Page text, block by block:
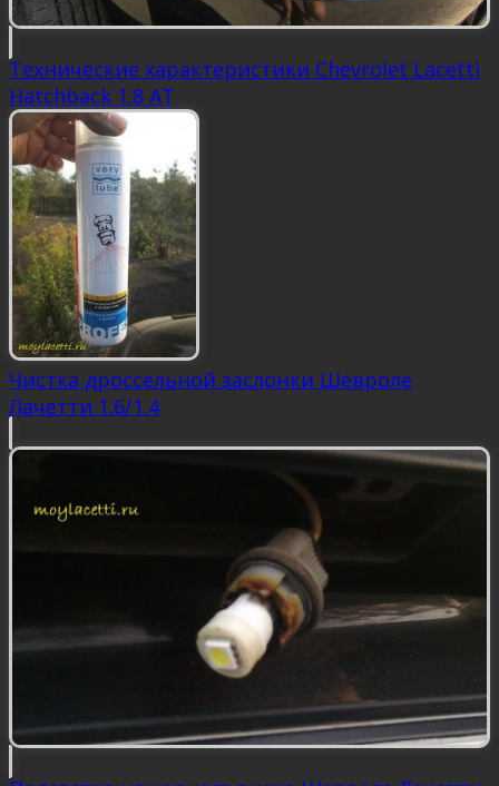
Технические характеристики Chevrolet Lacetti
Hatchback 1.8 AT
Чистка дроссельной заслонки Шевроле
Лачетти 1.6/1.4